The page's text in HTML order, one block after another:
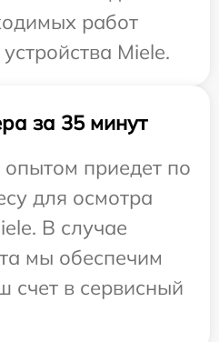
работ
Miele.
за 35 минут
приедет по
для осмотра
В случае
мы обеспечим
счет в сервисный